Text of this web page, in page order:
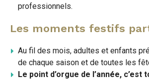
professionnels.
Les moments festifs
Au fil des mois, adultes et enfants
de chaque saison et de toutes les
Le point d’orgue de l’année, c’est